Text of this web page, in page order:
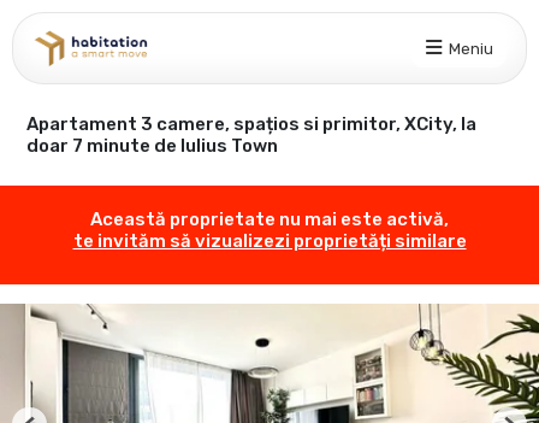
Meniu
Apartament 3 camere, spațios si primitor, XCity, la
doar 7 minute de Iulius Town
Această proprietate nu mai este activă,
te invităm să vizualizezi proprietăți similare